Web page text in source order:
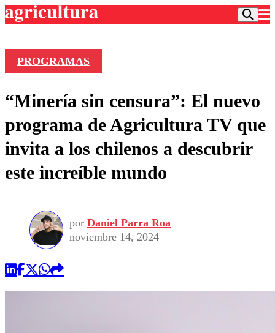
Frecuencias
Agricultura TV
Deportes
Colo Colo
Motor
Torneo Internacional
Torneo Nacional
Entretención
Noticias
Internacional
Nacional
Vida Social
Programas
Comercial
PROGRAMAS
“Minería sin censura”: El nuevo
programa de Agricultura TV que
invita a los chilenos a descubrir
este increíble mundo
por Daniel Parra Roa
noviembre 14, 2024